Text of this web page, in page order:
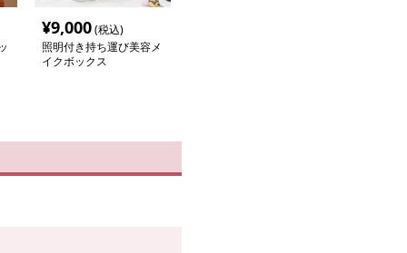
¥9,000(税込)
照明付き持ち運び美容メ
イクボックス